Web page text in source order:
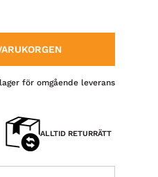
för omgående leverans
ALLTID RETURRÄTT